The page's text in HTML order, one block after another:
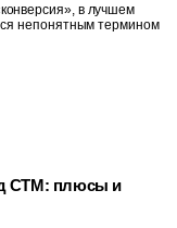
в лучшем
непонятным термином
СТМ: плюсы и